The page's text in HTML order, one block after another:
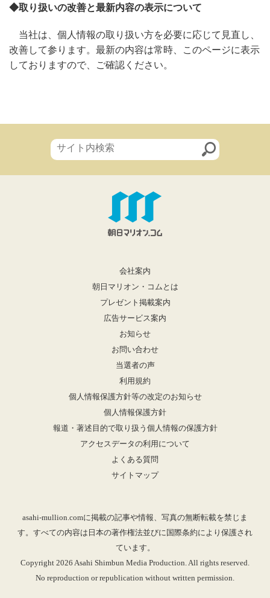
◆取り扱いの改善と最新内容の表示について
当社は、個人情報の取り扱い方を必要に応じて見直し、
改善して参ります。最新の内容は常時、このページに表示
しておりますので、ご確認ください。
会社案内
朝日マリオン・コムとは
プレゼント掲載案内
広告サービス案内
お知らせ
お問い合わせ
当選者の声
利用規約
個人情報保護方針等の改定のお知らせ
個人情報保護方針
報道・著述目的で取り扱う個人情報の保護方針
アクセスデータの利用について
よくある質問
サイトマップ
asahi-mullion.comに掲載の記事や情報、写真の無断転載を禁じま
す。すべての内容は日本の著作権法並びに国際条約により保護され
ています。
Copyright 2026 Asahi Shimbun Media Production. All rights reserved.
No reproduction or republication without written permission.